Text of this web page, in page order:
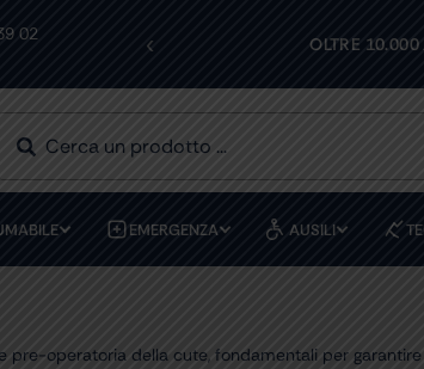
02
‹
SICURI OLTRE
EMERGENZA AUSILI
operatoria della cute, fondamentali per